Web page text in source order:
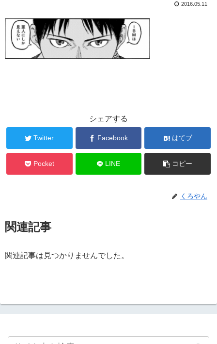
2016.05.11
シェアする
Twitter Facebook はてブ
Pocket LINE コピー
くろやん
関連記事
関連記事は見つかりませんでした。